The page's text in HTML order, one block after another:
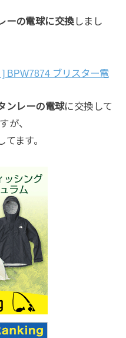
ーの電球に交換しまし
BPW7874 ブリスター電
ンレーの電球に交換して
が、
ます。